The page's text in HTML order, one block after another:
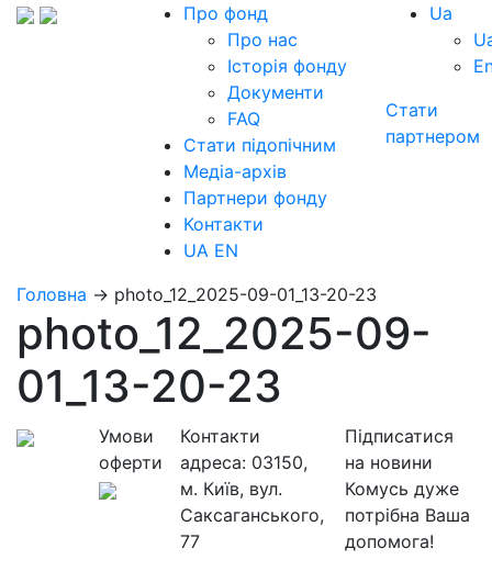
Про фонд
Про нас
Історія фонду
Документи
FAQ
Стати підопічним
Медіа-архів
Партнери фонду
Контакти
UA EN
Ua
Стати
партнером
Головна → photo_12_2025-09-01_13-20-23
photo_12_2025-09-
01_13-20-23
Умови
оферти
Контакти
адреса: 03150,
м. Київ, вул.
Саксаганського,
77
Підписатися
на новини
Комусь дуже
потрібна Ваша
допомога!